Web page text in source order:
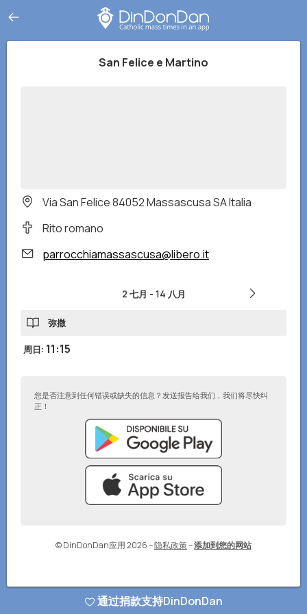
San Felice e Martino
Via San Felice 84052 Massascusa SA Italia
Rito romano
parrocchiamassascusa@libero.it
2 七月 - 14 八月
弥撒
周日: 11:15
您是否注意到任何错误或缺失的信息？发送报告给我们，我们将尽快纠
正！
© DinDonDan应用 2026–隐私政策–添加到您的网站
通过捐款支持DinDonDan